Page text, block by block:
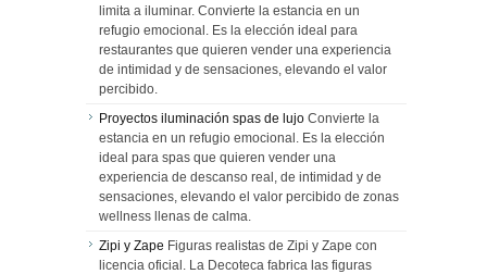
limita a iluminar. Convierte la estancia en un
refugio emocional. Es la elección ideal para
restaurantes que quieren vender una experiencia
de intimidad y de sensaciones, elevando el valor
percibido.
Proyectos iluminación spas de lujo Convierte la
estancia en un refugio emocional. Es la elección
ideal para spas que quieren vender una
experiencia de descanso real, de intimidad y de
sensaciones, elevando el valor percibido de zonas
wellness llenas de calma.
Zipi y Zape Figuras realistas de Zipi y Zape con
licencia oficial. La Decoteca fabrica las figuras